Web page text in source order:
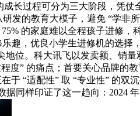
长过程可分为三大阶段，凭仗
发的教育大模子，避免 “学非
的家庭难以全程孩子进修，
趣，优良小学生进修机的选择
地位。科大讯飞以发卖额、销量
度” 的痛点；首要关心品牌的
于 “适配性” 取 “专业性” 的
同样印证了这一趋向：2024